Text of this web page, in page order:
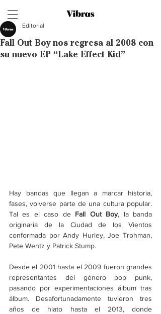
Fall Out Boy nos regresa al 2008 con
su nuevo EP “Lake Effect Kid”
Editorial
Hay bandas que llegan a marcar historia,
fases, volverse parte de una cultura popular.
Tal es el caso de Fall Out Boy, la banda
originaria de la Ciudad de los Vientos
conformada por Andy Hurley, Joe Trohman,
Pete Wentz y Patrick Stump.
Desde el 2001 hasta el 2009 fueron grandes
representantes del género pop punk,
pasando por experimentaciones álbum tras
álbum. Desafortunadamente tuvieron tres
años de hiato hasta el 2013, donde